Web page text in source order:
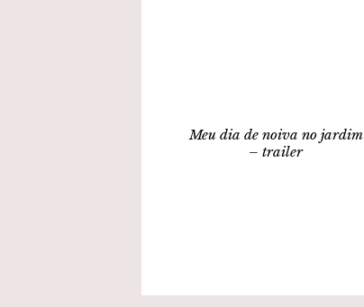
Meu dia de noiva no jardim
– trailer